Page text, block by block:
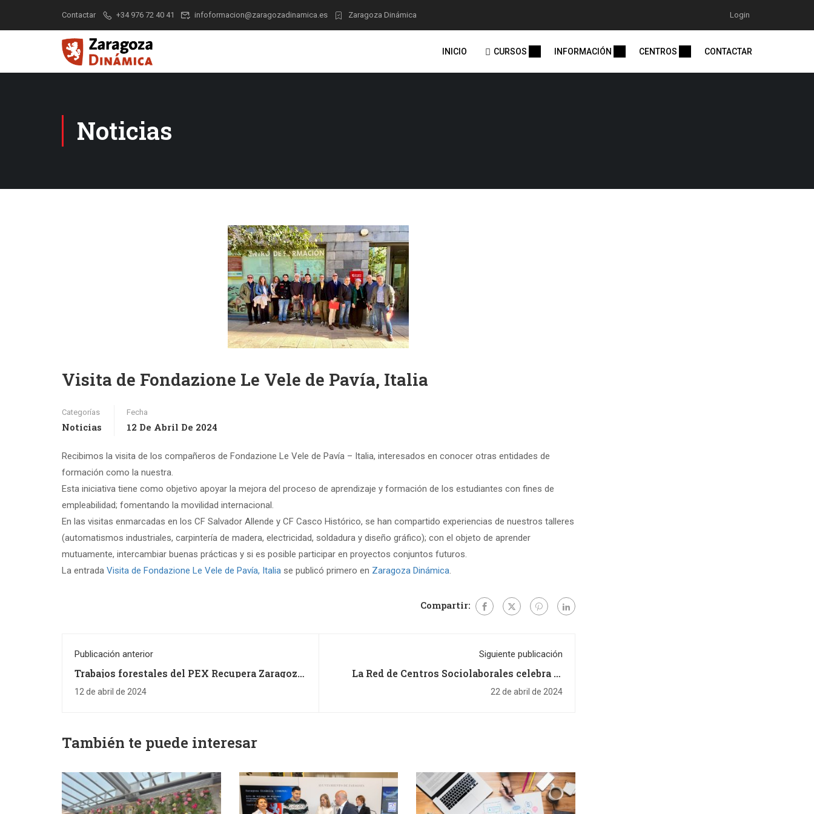
Contactar +34 976 72 40 41 infoformacion@zaragozadinamica.es Zaragoza Dinámica Login
INICIO CURSOS INFORMACIÓN CENTROS CONTACTAR
Noticias
Visita de Fondazione Le Vele de Pavía, Italia
Categorías
Noticias
Fecha
12 De Abril De 2024
Recibimos la visita de los compañeros de Fondazione Le Vele de Pavía – Italia, interesados en conocer otras entidades de
formación como la nuestra.
Esta iniciativa tiene como objetivo apoyar la mejora del proceso de aprendizaje y formación de los estudiantes con fines de
empleabilidad; fomentando la movilidad internacional.
En las visitas enmarcadas en los CF Salvador Allende y CF Casco Histórico, se han compartido experiencias de nuestros talleres
(automatismos industriales, carpintería de madera, electricidad, soldadura y diseño gráfico); con el objeto de aprender
mutuamente, intercambiar buenas prácticas y si es posible participar en proyectos conjuntos futuros.
La entrada Visita de Fondazione Le Vele de Pavía, Italia se publicó primero en Zaragoza Dinámica.
Compartir:
Publicación anterior
Trabajos forestales del PEX Recupera Zaragoza
12 de abril de 2024
Siguiente publicación
La Red de Centros Sociolaborales celebra la
22 de abril de 2024
También te puede interesar